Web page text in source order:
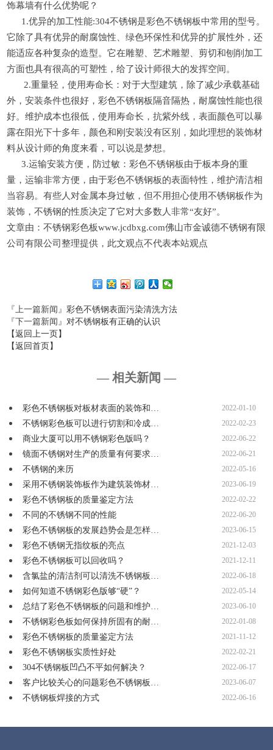
饰幕墙有什么优势呢？
1.优异的加工性能:304不锈钢是彩色不锈钢板中常用的型号。
它除了具有优异的耐腐蚀性、绿色环保性和优异的扩展性外，还
能适应各种复杂的造型。它在雕塑、艺术雕塑、剪切和刨削加工
方面也具有很高的可塑性，给了设计师很大的发挥空间。
2.重量轻，使用寿命长：对于大型建筑，除了减少承载基础
外，安装条件也很好，彩色不锈钢板隔音隔热，耐腐蚀性能也很
好。维护成本也很低，使用寿命长，抗紫外线，表面颜色可以暴
露在阳光下十多年，颜色和刚安装没有区别，如此理想的装饰材
料从设计师的角度来看，可以说是梦想。
3.运输安装方便，防过敏：彩色不锈钢板由于板本身的重
量，运输非常方便，由于彩色不锈钢板的表面特性，维护清洁相
当容易。有些人对金属本身过敏，但不用担心使用不锈钢板作为
装饰，不锈钢的性质决定了它对大多数人非常“友好”。
文章由：不锈钢彩色板www.jcdbxg.com佛山市金诚德不锈钢有限
公司有限公司整理提供，此文观点不代表本站观点
『上一篇新闻』彩色不锈钢表面污染清洗方法
『下一篇新闻』对不锈钢板有正确的认识
【返回上一页】
【返回首页】
— 相关新闻 —
彩色不锈钢板对板材表面的装饰和… 2022-01-10
不锈钢彩色板可以进行切割和冷成… 2022-02-23
商业大厦可以用不锈钢彩色版吗？ 2022-06-22
镜面不锈钢对生产的质量有何要求… 2022-06-21
不锈钢的来历 2022-05-16
采用不锈钢装饰板作为建筑装饰材… 2023-06-19
彩色不锈钢板的质量鉴定方法 2022-02-22
不同的不锈钢不同的性能 2022-06-20
彩色不锈钢板的发展趋势会是怎样… 2023-06-15
彩色不锈钢无指纹板的亮点 2021-12-03
彩色不锈钢板可以回收吗？ 2021-12-11
含氯盐的清洁剂可以清洗不锈钢板… 2022-06-18
如何知道不锈钢彩色版够“硬”？ 2022-05-14
总结了彩色不锈钢板的问题和维护… 2023-06-10
不锈钢彩色板如何保持所固有的耐… 2022-01-08
彩色不锈钢板的质量鉴定方法 2021-11-12
彩色不锈钢板实质性好处 2022-02-21
304不锈钢板凹凸不平如何解决？ 2022-06-17
客户比较关心的问题彩色不锈钢板… 2023-06-07
不锈钢板焊接的方式 2022-06-16